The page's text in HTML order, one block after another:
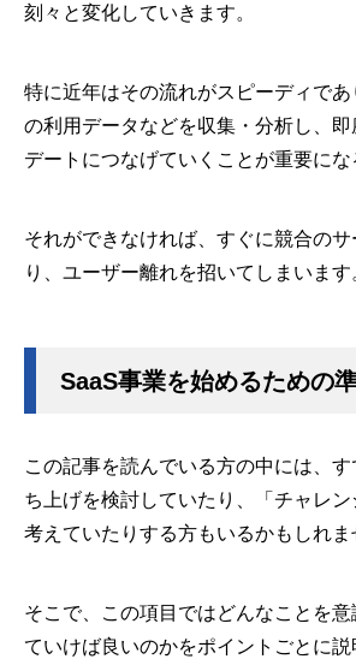
刻々と変化していきます。
特に近年はその流れがスピーディで
の利用データなどを収集・分析し、
デートにつなげていくことが重要にな
それができなければ、すぐに競合のサ
り、ユーザー離れを招いてしまいます
SaaS事業を始めるための
この記事を読んでいる方の中には、
ち上げを検討していたり、「チャレン
考えていたりする方もいるかもしれま
そこで、この項目ではどんなことを
ていけば良いのかをポイントごとに説